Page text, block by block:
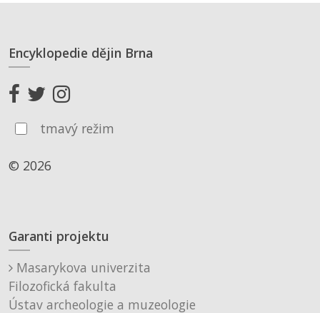
Encyklopedie dějin Brna
tmavý režim
© 2026
Garanti projektu
Masarykova univerzita
Filozofická fakulta
Ústav archeologie a muzeologie